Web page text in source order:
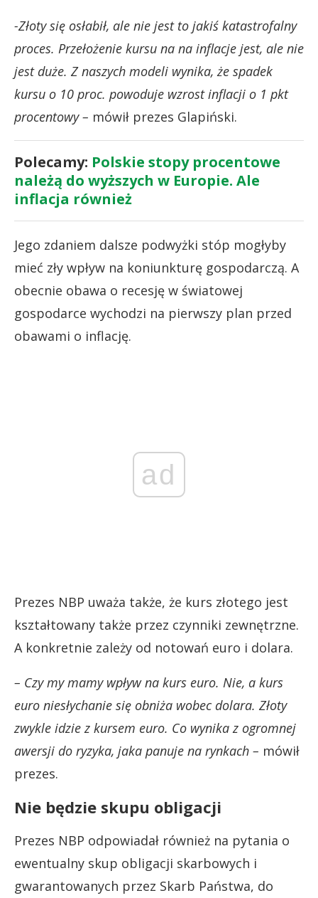
-Złoty się osłabił, ale nie jest to jakiś katastrofalny
proces. Przełożenie kursu na na inflacje jest, ale nie
jest duże. Z naszych modeli wynika, że spadek
kursu o 10 proc. powoduje wzrost inflacji o 1 pkt
procentowy – mówił prezes Glapiński.
Polecamy: Polskie stopy procentowe
należą do wyższych w Europie. Ale
inflacja również
Jego zdaniem dalsze podwyżki stóp mogłyby
mieć zły wpływ na koniunkturę gospodarczą. A
obecnie obawa o recesję w światowej
gospodarce wychodzi na pierwszy plan przed
obawami o inflację.
ad
Prezes NBP uważa także, że kurs złotego jest
kształtowany także przez czynniki zewnętrzne.
A konkretnie zależy od notowań euro i dolara.
– Czy my mamy wpływ na kurs euro. Nie, a kurs
euro niesłychanie się obniża wobec dolara. Złoty
zwykle idzie z kursem euro. Co wynika z ogromnej
awersji do ryzyka, jaka panuje na rynkach – mówił
prezes.
Nie będzie skupu obligacji
Prezes NBP odpowiadał również na pytania o
ewentualny skup obligacji skarbowych i
gwarantowanych przez Skarb Państwa, do